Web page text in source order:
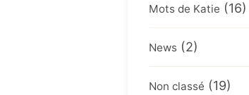
Mots de Katie (16)
News (2)
Non classé (19)